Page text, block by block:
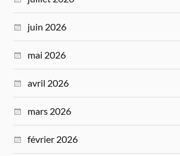
juin 2026
mai 2026
avril 2026
mars 2026
février 2026